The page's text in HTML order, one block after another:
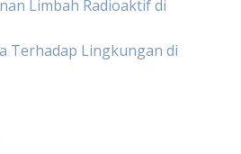
Limbah Radioaktif di
Terhadap Lingkungan di